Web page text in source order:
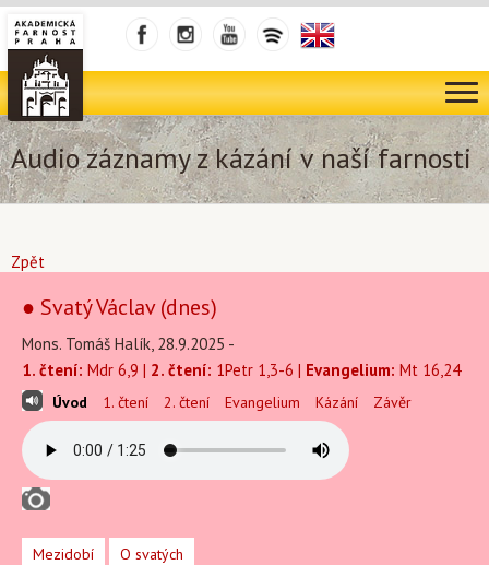
Audio záznamy z kázání v naší farnosti
Zpět
● Svatý Václav (dnes)
Mons. Tomáš Halík, 28.9.2025 -
1. čtení: Mdr 6,9 | 2. čtení: 1Petr 1,3-6 | Evangelium: Mt 16,24
Úvod 1. čtení 2. čtení Evangelium Kázání Závěr
Mezidobí O svatých